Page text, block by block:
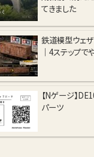
てきました
鉄道模型ウェ
｜4ステップ
【Nゲージ】
パーツ